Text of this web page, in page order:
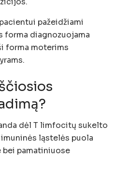
pažeidžiami
forma diagnozuojama
forma moterims
dėl T limfocitų sukelto
ląstelės puola
bei pamatiniuose